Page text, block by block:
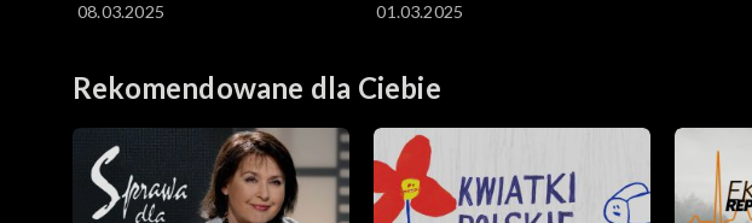
08.03.2025 01.03.2025
Rekomendowane dla Ciebie